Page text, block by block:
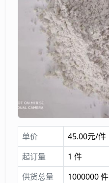
单价
45.00元/件
起订量
1 件
供货总量
1000000 件